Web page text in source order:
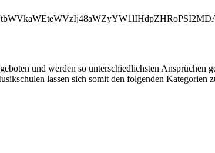
und werden so unterschiedlichsten Ansprüchen
lassen sich somit den folgenden Kategorien